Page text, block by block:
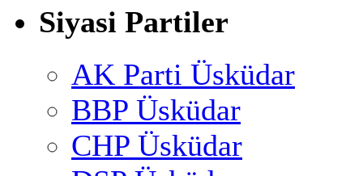
Siyasi Partiler
AK Parti Üsküdar
BBP Üsküdar
CHP Üsküdar